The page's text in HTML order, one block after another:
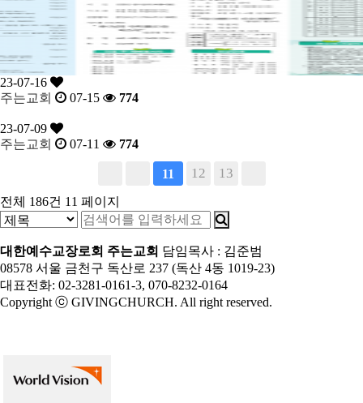
23-07-16
주는교회
07-15 774
23-07-09
주는교회
07-11 774
11 12 13
전체 186건 11 페이지
대한예수교장로회 주는교회 담임목사 : 김준범
08578 서울 금천구 독산로 237 (독산 4동 1019-23)
대표전화: 02-3281-0161-3, 070-8232-0164
Copyright ⓒ GIVINGCHURCH. All right reserved.